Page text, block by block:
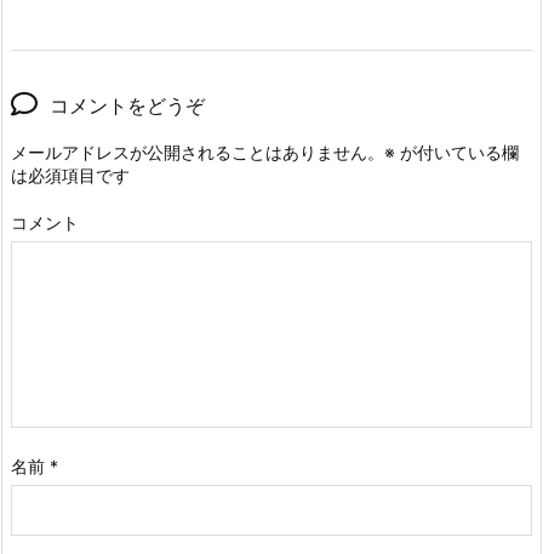
コメントをどうぞ
メールアドレスが公開されることはありません。 ※ が付いている欄
は必須項目です
コメント
名前 *